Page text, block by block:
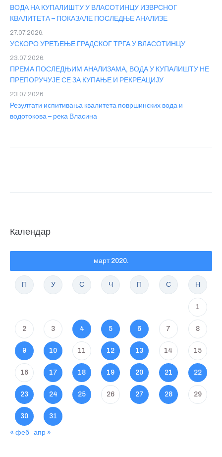
ВОДА НА КУПАЛИШТУ У ВЛАСОТИНЦУ ИЗВРСНОГ
КВАЛИТЕТА – ПОКАЗАЛЕ ПОСЛЕДЊЕ АНАЛИЗЕ
УСКОРО УРЕЂЕЊЕ ГРАДСКОГ ТРГА У ВЛАСОТИНЦУ
27.07.2026.
ПРЕМА ПОСЛЕДЊИМ АНАЛИЗАМА, ВОДА У КУПАЛИШТУ НЕ
ПРЕПОРУЧУЈЕ СЕ ЗА КУПАЊЕ И РЕКРЕАЦИЈУ
23.07.2026.
Резултати испитивања квалитета површинских вода и
водотокова – река Власина
23.07.2026.
Календар
март 2020.
П У С Ч П С Н
1
2 3 4 5 6 7 8
9 10 11 12 13 14 15
16 17 18 19 20 21 22
23 24 25 26 27 28 29
30 31
« феб апр »